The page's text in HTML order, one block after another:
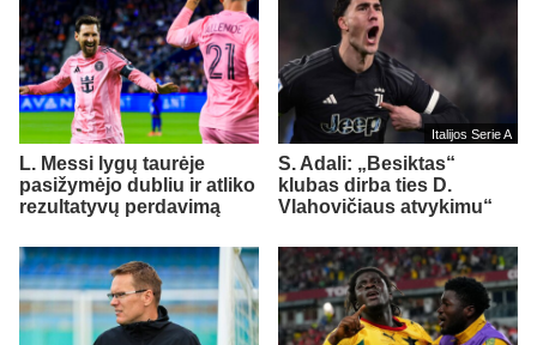
L. Messi lygų taurėje
pasižymėjo dubliu ir atliko
rezultatyvų perdavimą
Italijos Serie A
S. Adali: „Besiktas“
klubas dirba ties D.
Vlahovičiaus atvykimu“